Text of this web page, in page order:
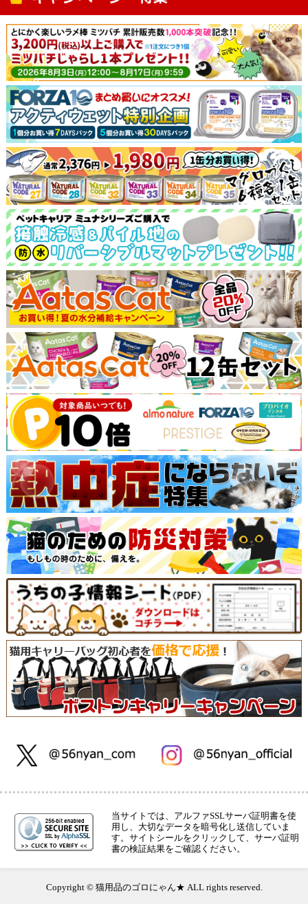
当サイトでは、アルファSSLサーバ証明書を使
用し、大切なデータを暗号化し送信していま
す。サイトシールをクリックして、サーバ証明
書の検証結果をご確認ください。
Copyright © 猫用品のゴロにゃん★ ALL rights reserved.